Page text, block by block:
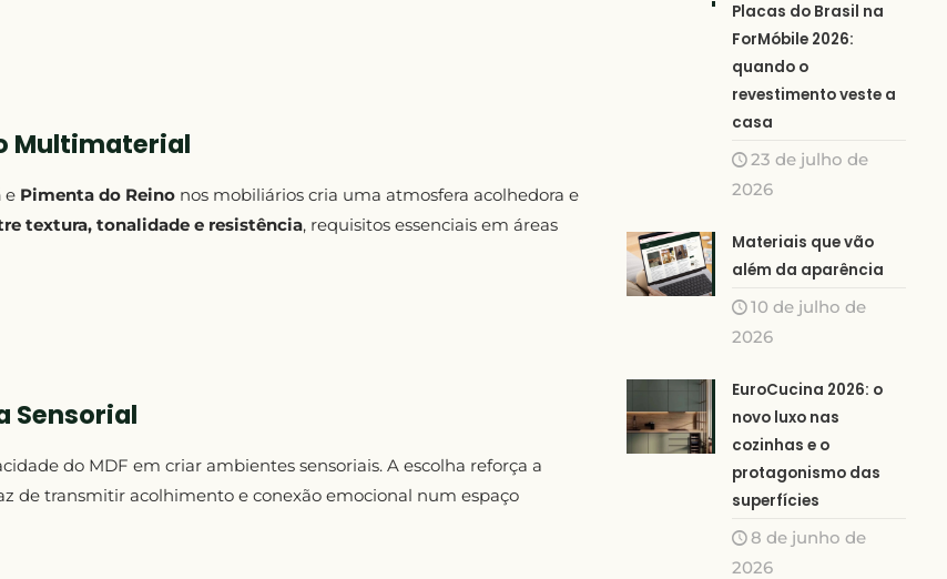
Multimaterial
e Pimenta do Reino nos mobiliários cria uma atmosfera acolhedora e
textura, tonalidade e resistência, requisitos essenciais em áreas
Sensorial
do MDF em criar ambientes sensoriais. A escolha reforça a
de transmitir acolhimento e conexão emocional num espaço
Placas do Brasil na
ForMóbile 2026:
quando o
revestimento veste a
casa
23 de julho de
2026
Materiais que vão
além da aparência
10 de julho de
2026
EuroCucina 2026: o
novo luxo nas
cozinhas e o
protagonismo das
superfícies
8 de junho de
2026